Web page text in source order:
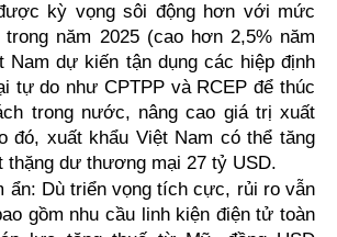
kỳ vọng sôi động hơn với mức
trong năm 2025 (cao hơn 2,5% năm
Nam dự kiến tận dụng các hiệp định
tự do như CPTPP và RCEP để thúc
trong nước, nâng cao giá trị xuất
đó, xuất khẩu Việt Nam có thể tăng
thặng dư thương mại 27 tỷ USD.
ẩn: Dù triển vọng tích cực, rủi ro vẫn
gồm nhu cầu linh kiện điện tử toàn